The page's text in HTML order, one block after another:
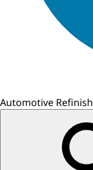
Automotive Refinish